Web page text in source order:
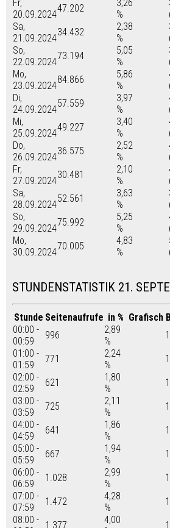
Fr,
20.09.2024
47.202
3,26
%
Sa,
21.09.2024
34.432
2,38
%
So,
22.09.2024
73.194
5,05
%
Mo,
23.09.2024
84.866
5,86
%
Di,
24.09.2024
57.559
3,97
%
Mi,
25.09.2024
49.227
3,40
%
Do,
26.09.2024
36.575
2,52
%
Fr,
27.09.2024
30.481
2,10
%
Sa,
28.09.2024
52.561
3,63
%
So,
29.09.2024
75.992
5,25
%
Mo,
30.09.2024
70.005
4,83
%
STUNDENSTATISTIK 21.
Stunde Seitenaufrufe in % Grafisch
00:00 -
00:59
996
2,89
%
01:00 -
01:59
771
2,24
%
02:00 -
02:59
621
1,80
%
03:00 -
03:59
725
2,11
%
04:00 -
04:59
641
1,86
%
05:00 -
05:59
667
1,94
%
06:00 -
06:59
1.028
2,99
%
07:00 -
07:59
1.472
4,28
%
08:00 - 1.377
4,00